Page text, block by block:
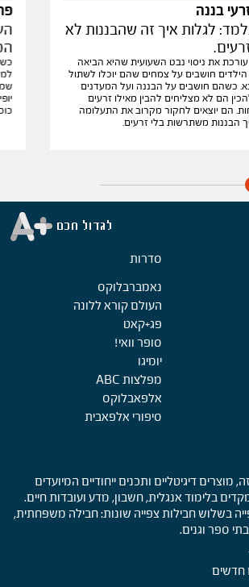
לגלות איך זה שהבננות לא
את ניסוי נבט השעועית שהיא הביאה
חושבים על צמחים שהם יוכלו לשתול
כשהם חושבים על הבננה ועל המעדנים
הם לא מצליחים להבין מאילו זרעים
הם יוצאים לחקור מקרוב את התעלומה
הבננות משתרשות בלי זרעים.
פרק 4 -
סדרות
נאמברבלוקס
העולם קורא ללונה
פג+קאט
סופר וואי!
יומיגו
מפלצות ABC
אלפאבלוקס
סיפורי אלפאבית
מוצרים דיגיטליים ותכנים ייחודיים המיועדים
בשלוש חבילות צפייה שונות: חבילה משפחתית,
ספר וגנים.
חדשים